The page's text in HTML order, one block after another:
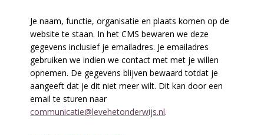
Je naam, functie, organisatie en plaats komen op de
website te staan. In het CMS bewaren we deze
gegevens inclusief je emailadres. Je emailadres
gebruiken we indien we contact met met je willen
opnemen. De gegevens blijven bewaard totdat je
aangeeft dat je dit niet meer wilt. Dit kan door een
email te sturen naar
communicatie@levehetonderwijs.nl.